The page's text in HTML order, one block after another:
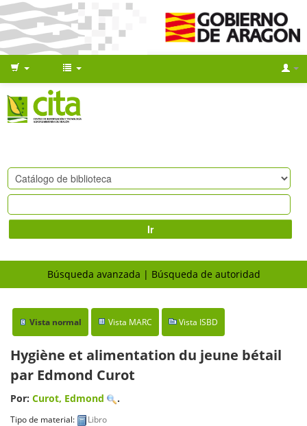
Ir
Búsqueda avanzada Búsqueda de autoridad
Vista normal Vista MARC Vista ISBD
Hygiène et alimentation du jeune bétail
par Edmond Curot
Por: Curot, Edmond .
Tipo de material:
Libro